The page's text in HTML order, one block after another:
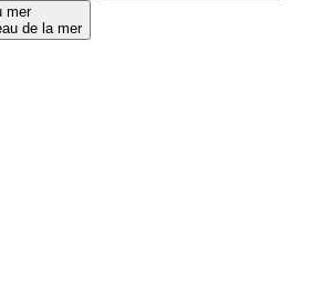
mer
de la mer